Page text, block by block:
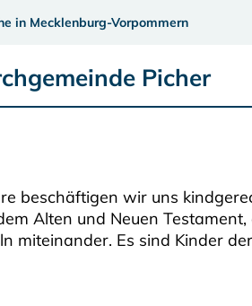
in Mecklenburg-Vorpommern
Picher
beschäftigen wir uns
Alten und Neuen
miteinander. Es sind Kinder